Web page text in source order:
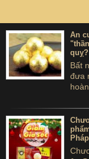
An
quỵ?
Bất
đưa
có
Pháp